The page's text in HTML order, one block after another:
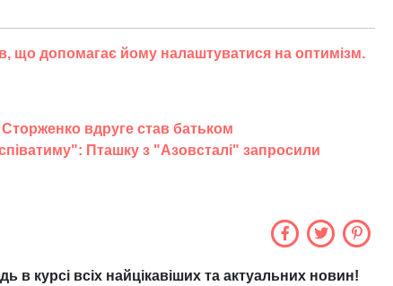
що допомагає йому налаштуватися на оптимізм.
вдруге став батьком
Пташку з "Азовсталі" запросили
в курсі всіх найцікавіших та актуальних новин!